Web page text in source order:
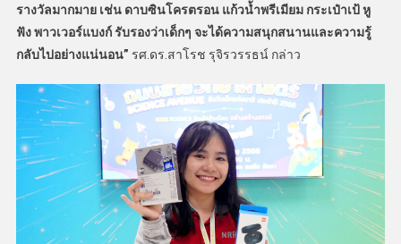
รางวัลมากมาย เช่น ดาบซินโครตรอน แก้วน้ำพรีเมียม กระเป๋าเป้ หู
ฟัง พาวเวอร์แบงก์ รับรองว่าเด็กๆ จะได้ความสนุกสนานและความรู้
กลับไปอย่างแน่นอน” รศ.ดร.สาโรช รุจิรวรรธน์ กล่าว